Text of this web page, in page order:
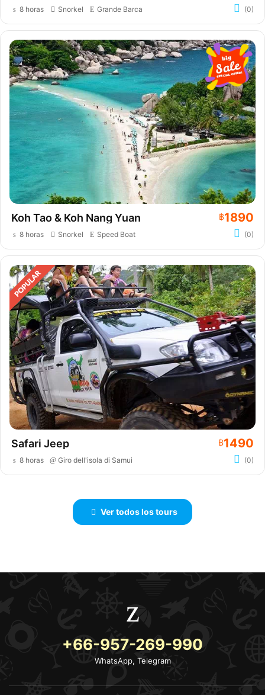
8 horas Snorkel Grande Barca (0)
Koh Tao & Koh Nang Yuan ฿1890
8 horas Snorkel Speed Boat (0)
Safari Jeep ฿1490
8 horas Giro dell'isola di Samui (0)
Ver todos los tours
+66-957-269-990
WhatsApp, Telegram